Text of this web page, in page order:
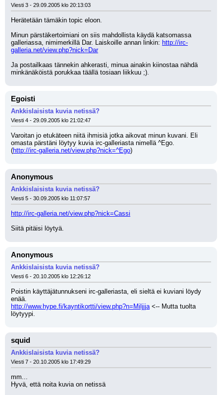
Viesti 3 - 29.09.2005 klo 20:13:03
Herätetään tämäkin topic eloon.
Minun pärstäkertoimiani on siis mahdollista käydä katsomassa
galleriassa, nimimerkillä Dar. Laiskoille annan linkin: http://irc-
galleria.net/view.php?nick=Dar
Ja postailkaas tännekin ahkerasti, minua ainakin kiinostaa nähdä
minkänäköistä porukkaa täällä tosiaan liikkuu ;).
Egoisti
Ankkislaisista kuvia netissä?
Viesti 4 - 29.09.2005 klo 21:02:47
Varoitan jo etukäteen niitä ihmisiä jotka aikovat minun kuvani. Eli
omasta pärstäni löytyy kuvia irc-galleriasta nimellä ^Ego.
(http://irc-galleria.net/view.php?nick=^Ego)
Anonymous
Ankkislaisista kuvia netissä?
Viesti 5 - 30.09.2005 klo 11:07:57
http://irc-galleria.net/view.php?nick=Cassi
Siitä pitäisi löytyä.
Anonymous
Ankkislaisista kuvia netissä?
Viesti 6 - 20.10.2005 klo 12:26:12
Poistin käyttäjätunnukseni irc-galleriasta, eli sieltä ei kuviani löydy
enää.
http://www.hype.fi/kayntikortti/view.php?n=Miljjja <-- Mutta tuolta
löytyypi.
squid
Ankkislaisista kuvia netissä?
Viesti 7 - 20.10.2005 klo 17:49:29
mm...
Hyvä, että noita kuvia on netissä